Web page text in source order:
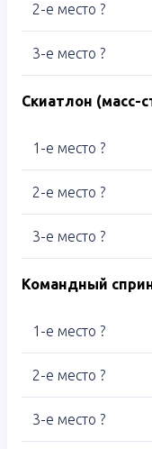
2-е место ?
3-е место ?
Скиатлон (масс-
1-е место ?
2-е место ?
3-е место ?
Командный
1-е место ?
2-е место ?
3-е место ?